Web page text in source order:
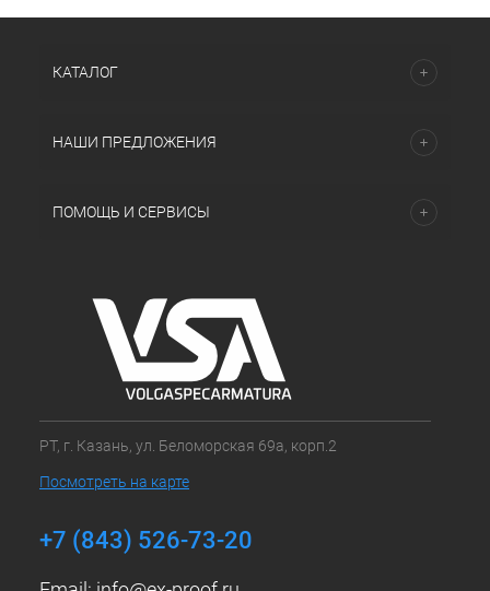
КАТАЛОГ
НАШИ ПРЕДЛОЖЕНИЯ
ПОМОЩЬ И СЕРВИСЫ
РТ, г. Казань, ул. Беломорская 69а, корп.2
Посмотреть на карте
+7 (843) 526-73-20